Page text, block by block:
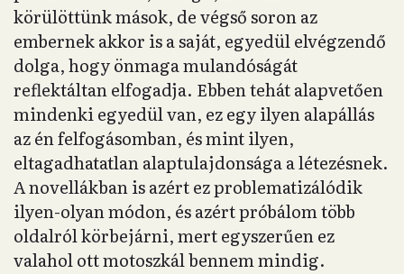
körülöttünk mások, de végső soron az
embernek akkor is a saját, egyedül elvégzendő
dolga, hogy önmaga mulandóságát
reflektáltan elfogadja. Ebben tehát alapvetően
mindenki egyedül van, ez egy ilyen alapállás
az én felfogásomban, és mint ilyen,
eltagadhatatlan alaptulajdonsága a létezésnek.
A novellákban is azért ez problematizálódik
ilyen-olyan módon, és azért próbálom több
oldalról körbejárni, mert egyszerűen ez
valahol ott motoszkál bennem mindig.